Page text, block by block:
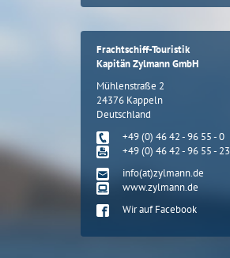
Frachtschiff-Touristik
Kapitän Zylmann GmbH
Mühlenstraße 2
24376 Kappeln
Deutschland
+49 (0) 46 42 - 96 55 - 0
+49 (0) 46 42 - 96 55 - 23
info(at)zylmann.de
www.zylmann.de
Wir auf Facebook